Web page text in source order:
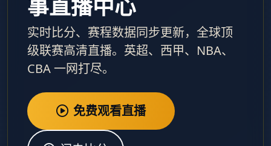
事直播中心
实时比分、赛程数据同步更新，全球顶
级联赛高清直播。英超、西甲、NBA、
CBA 一网打尽。
免费观看直播